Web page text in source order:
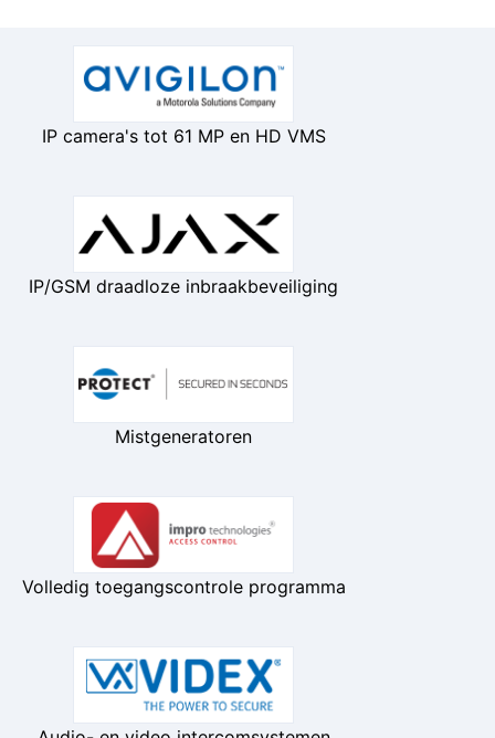
IP camera's tot 61 MP en HD VMS
IP/GSM draadloze inbraakbeveiliging
Mistgeneratoren
Volledig toegangscontrole programma